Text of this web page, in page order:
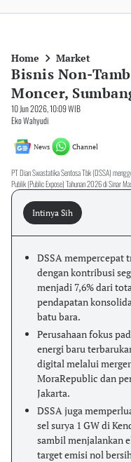
Home Market
Bisnis Non-
Moncer,
10 Jun 2026, 10:09 WIB
Eko Wahyudi
News Channel
PT Dian Swastatika Sentosa Tbk (DSSA)
Publik (Public Expose) Tahunan 2026 di Sinar
Intinya Sih
DSSA mempercepat
dengan kontribusi
menjadi 7,6% dari
pendapatan
batu bara.
Perusahaan fokus
energi baru
digital melalui
MoraRepublic dan
Jakarta.
DSSA juga
sel surya 1 GW di
sambil menjalankan
target emisi nol